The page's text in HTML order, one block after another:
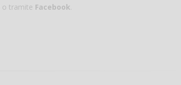
o tramite Facebook.